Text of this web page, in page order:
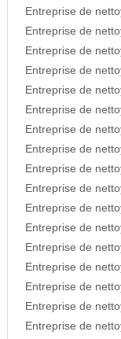
Entreprise de
Entreprise de
Entreprise de
Entreprise de
Entreprise de
Entreprise de
Entreprise de
Entreprise de
Entreprise de
Entreprise de
Entreprise de
Entreprise de
Entreprise de
Entreprise de
Entreprise de
Entreprise de
Entreprise de